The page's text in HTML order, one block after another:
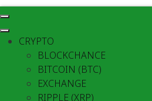
CRYPTO
BLOCKCHANCE
BITCOIN (BTC)
EXCHANGE
RIPPLE (XRP)